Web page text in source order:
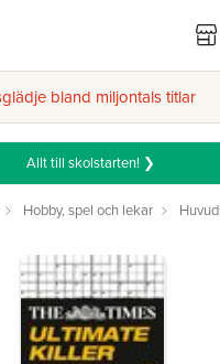
bland miljontals titlar
Allt till skolstarten! ❯
Hobby, spel och lekar